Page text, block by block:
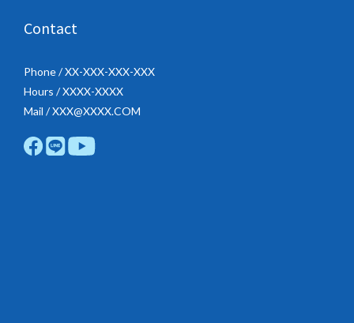
Contact
Phone / XX-XXX-XXX-XXX
Hours / XXXX-XXXX
Mail / XXX@XXXX.COM